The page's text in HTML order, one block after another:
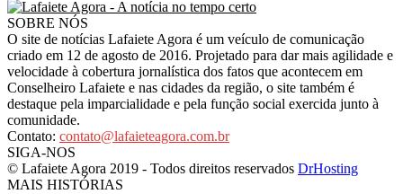
SOBRE NÓS
O site de notícias Lafaiete Agora é um veículo de comunicação
criado em 12 de agosto de 2016. Projetado para dar mais agilidade e
velocidade à cobertura jornalística dos fatos que acontecem em
Conselheiro Lafaiete e nas cidades da região, o site também é
destaque pela imparcialidade e pela função social exercida junto à
comunidade.
Contato: contato@lafaieteagora.com.br
SIGA-NOS
© Lafaiete Agora 2019 - Todos direitos reservados DrHosting
MAIS HISTÓRIAS